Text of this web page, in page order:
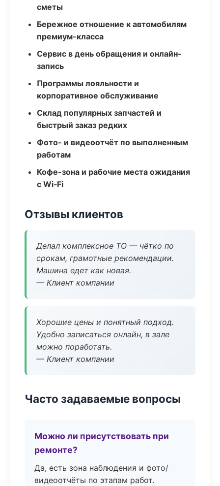
сметы
Бережное отношение к автомобилям
премиум-класса
Сервис в день обращения и онлайн-
запись
Программы лояльности и
корпоративное обслуживание
Склад популярных запчастей и
быстрый заказ редких
Фото- и видеоотчёт по выполненным
работам
Кофе-зона и рабочие места ожидания
с Wi‑Fi
Отзывы клиентов
Делал комплексное ТО — чётко по
срокам, грамотные рекомендации.
Машина едет как новая.
— Клиент компании
Хорошие цены и понятный подход.
Удобно записаться онлайн, в зале
можно поработать.
— Клиент компании
Часто задаваемые вопросы
Можно ли присутствовать при
ремонте?
Да, есть зона наблюдения и фото/
видеоотчёты по этапам работ.